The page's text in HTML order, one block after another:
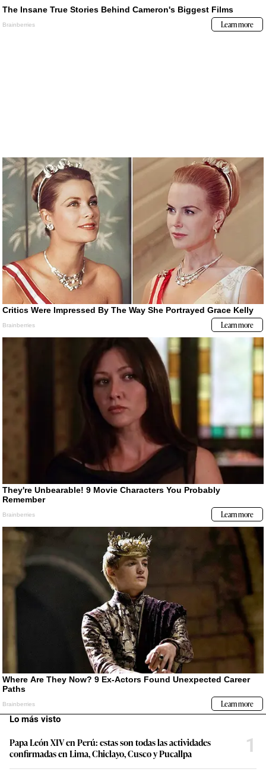
Lo más visto
Papa León XIV en Perú: estas son todas las actividades
confirmadas en Lima, Chiclayo, Cusco y Pucallpa
1